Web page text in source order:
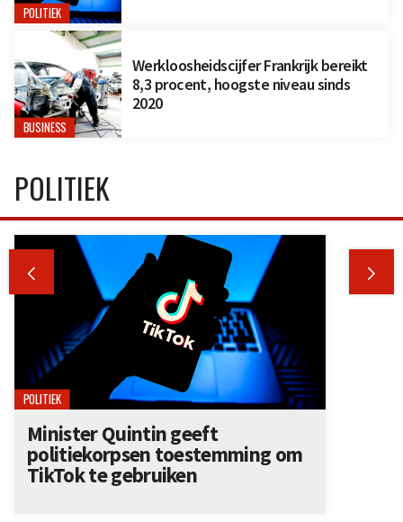
POLITIEK
BUSINESS
Werkloosheidscijfer Frankrijk bereikt
8,3 procent, hoogste niveau sinds
2020
POLITIEK
 
POLITIEK
Minister Quintin geeft
politiekorpsen toestemming om
TikTok te gebruiken